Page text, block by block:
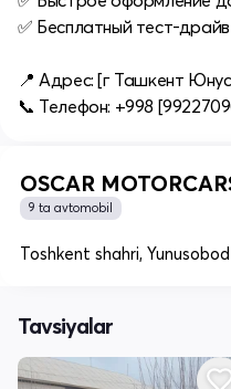
✅ Бесплатный тест-драйв
📍 Адрес: [г Ташкент
📞 Телефон: +998
OSCAR
9 ta avtomobil
Toshkent shahri,
Tavsiyalar